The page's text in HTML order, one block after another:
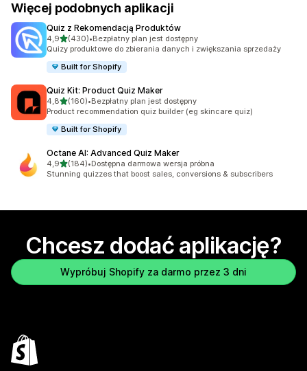
Więcej podobnych aplikacji
Quiz z Rekomendacją Produktów
4,9na 5 gwiazdek
(430)
Łączna liczba recenzji: 430
•Bezpłatny plan jest dostępny
Quizy produktowe do zbierania danych i zwiększania sprzedaży
Built for Shopify
Quiz Kit: Product Quiz Maker
4,8na 5 gwiazdek
(160)
Łączna liczba recenzji: 160
•Bezpłatny plan jest dostępny
Product recommendation quiz builder (eg skincare quiz)
Built for Shopify
Octane AI: Advanced Quiz Maker
4,9na 5 gwiazdek
(184)
Łączna liczba recenzji: 184
•Dostępna darmowa wersja próbna
Stunning quizzes that boost sales, conversions & subscribers
Chcesz dodać aplikację?
Wypróbuj Shopify za darmo przez 3 dni